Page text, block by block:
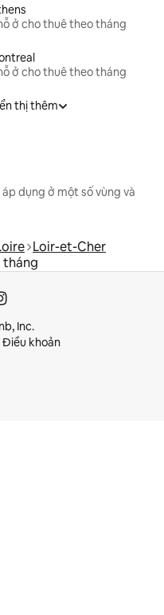
ở cho thuê theo tháng
ở cho thuê theo tháng
thị thêm
dụng ở một số vùng và
Loir-et-Cher
tháng
Inc.
Điều khoản